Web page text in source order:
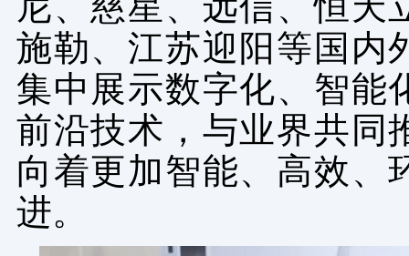
施勒、江苏迎阳等国内
集中展示数字化、智能
前沿技术，与业界共同
向着更加智能、高效、
进。